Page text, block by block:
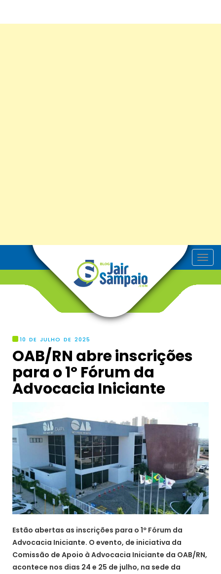
T
o
10 DE JULHO DE 2025
OAB/RN abre inscrições
para o 1º Fórum da
Advocacia Iniciante
Estão abertas as inscrições para o 1º Fórum da
Advocacia Iniciante. O evento, de iniciativa da
Comissão de Apoio à Advocacia Iniciante da OAB/RN,
acontece nos dias 24 e 25 de julho, na sede da